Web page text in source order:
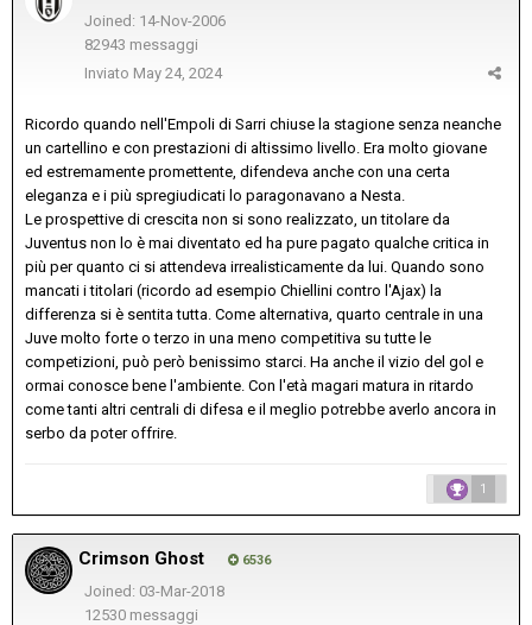
Joined: 14-Nov-2006
82943 messaggi
Inviato May 24, 2024
Ricordo quando nell'Empoli di Sarri chiuse la stagione senza neanche
un cartellino e con prestazioni di altissimo livello. Era molto giovane
ed estremamente promettente, difendeva anche con una certa
eleganza e i più spregiudicati lo paragonavano a Nesta.
Le prospettive di crescita non si sono realizzato, un titolare da
Juventus non lo è mai diventato ed ha pure pagato qualche critica in
più per quanto ci si attendeva irrealisticamente da lui. Quando sono
mancati i titolari (ricordo ad esempio Chiellini contro l'Ajax) la
differenza si è sentita tutta. Come alternativa, quarto centrale in una
Juve molto forte o terzo in una meno competitiva su tutte le
competizioni, può però benissimo starci. Ha anche il vizio del gol e
ormai conosce bene l'ambiente. Con l'età magari matura in ritardo
come tanti altri centrali di difesa e il meglio potrebbe averlo ancora in
serbo da poter offrire.
1
Crimson Ghost 6536
Joined: 03-Mar-2018
12530 messaggi